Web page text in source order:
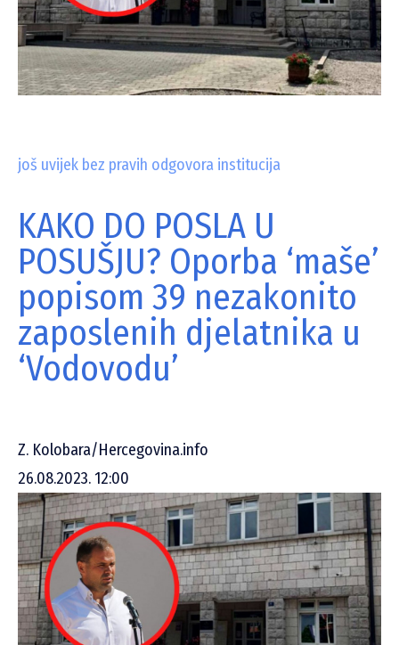
još uvijek bez pravih odgovora institucija
KAKO DO POSLA U
POSUŠJU? Oporba ‘maše’
popisom 39 nezakonito
zaposlenih djelatnika u
‘Vodovodu’
Z. Kolobara/Hercegovina.info
26.08.2023. 12:00